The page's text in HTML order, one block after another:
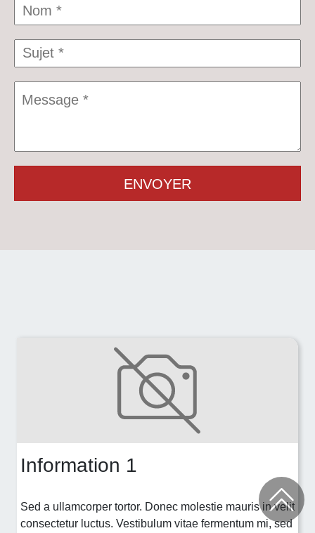
ENVOYER
Information 1
Sed a ullamcorper tortor. Donec molestie mauris in velit
consectetur luctus. Vestibulum vitae fermentum mi, sed